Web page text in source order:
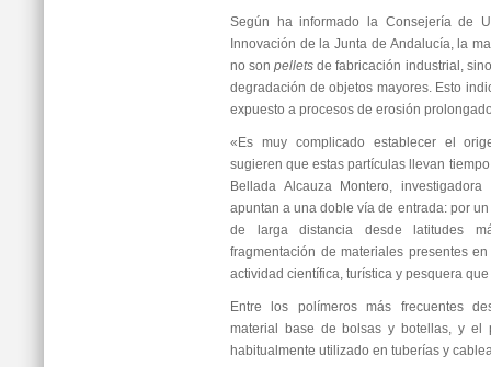
Según ha informado la Consejería de
Innovación de la Junta de Andalucía, la
no sonpellets de fabricación industrial,
degradación de objetos mayores. Esto
expuesto a procesos de erosión
«Es muy complicado establecer el
sugieren que estas partículas llevan
Bellada Alcauza Montero,
apuntan a una doble vía de entrada: por
de larga distancia desde latitudes
fragmentación de materiales presentes
actividad científica, turística y pesquera
Entre los polímeros más frecuentes
material base de bolsas y botellas, y el
habitualmente utilizado en tuberías y